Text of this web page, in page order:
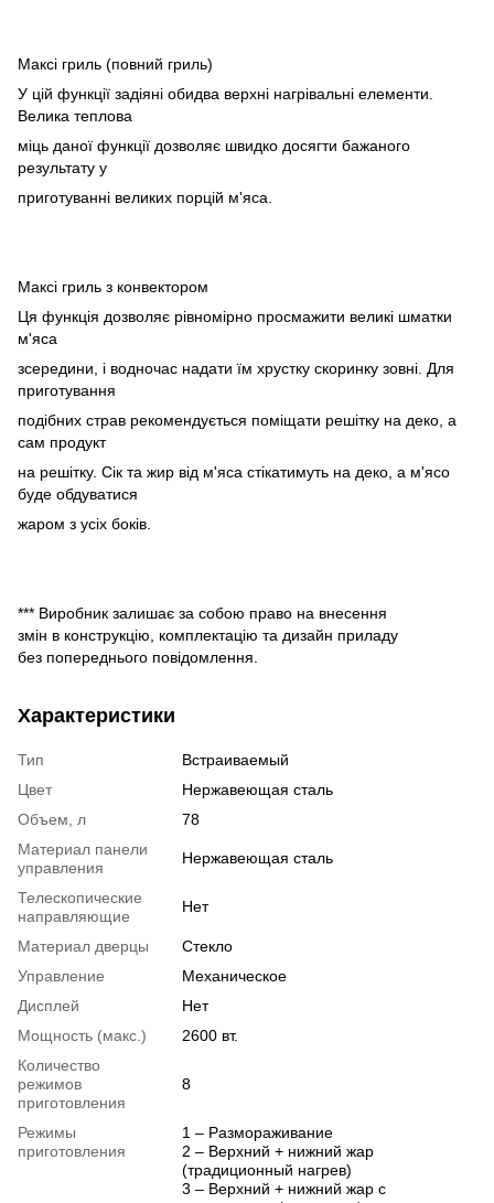
Максі гриль (повний гриль)
У цій функції задіяні обидва верхні нагрівальні елементи.
Велика теплова
міць даної функції дозволяє швидко досягти бажаного
результату у
приготуванні великих порцій м'яса.
Максі гриль з конвектором
Ця функція дозволяє рівномірно просмажити великі шматки
м'яса
зсередини, і водночас надати їм хрустку скоринку зовні. Для
приготування
подібних страв рекомендується поміщати решітку на деко, а
сам продукт
на решітку. Сік та жир від м'яса стікатимуть на деко, а м'ясо
буде обдуватися
жаром з усіх боків.
*** Виробник залишає за собою право на внесення
змін в конструкцію, комплектацію та дизайн приладу
без попереднього повідомлення.
Характеристики
Тип
Встраиваемый
Цвет
Нержавеющая сталь
Объем, л
78
Материал панели
управления
Нержавеющая сталь
Телескопические
направляющие
Нет
Материал дверцы
Стекло
Управление
Механическое
Дисплей
Нет
Мощность (макс.)
2600 вт.
Количество
режимов
приготовления
8
Режимы
приготовления
1 – Размораживание
2 – Верхний + нижний жар
(традиционный нагрев)
3 – Верхний + нижний жар с